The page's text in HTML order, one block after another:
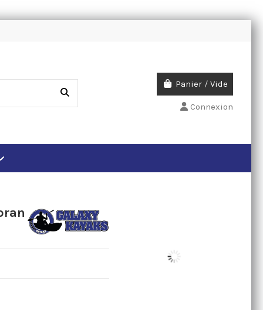
Panier /Vide
Connexion